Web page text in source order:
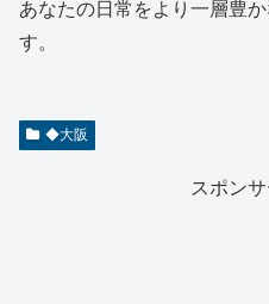
あなたの日常をより一層豊
す。
◆大阪
スポン